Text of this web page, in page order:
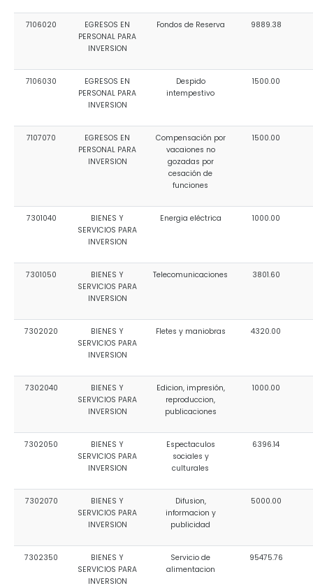
7106020
EGRESOS EN
PERSONAL PARA
INVERSION
Fondos de Reserva 9889.38
7106030
EGRESOS EN
PERSONAL PARA
INVERSION
Despido
intempestivo
1500.00
7107070
EGRESOS EN
PERSONAL PARA
INVERSION
Compensación por
vacaiones no
gozadas por
cesación de
funciones
1500.00
7301040
BIENES Y
SERVICIOS PARA
INVERSION
Energia eléctrica 1000.00
7301050
BIENES Y
SERVICIOS PARA
INVERSION
Telecomunicaciones 3801.60
7302020
BIENES Y
SERVICIOS PARA
INVERSION
Fletes y maniobras 4320.00
7302040
BIENES Y
SERVICIOS PARA
INVERSION
Edicion, impresión,
reproduccion,
publicaciones
1000.00
7302050
BIENES Y
SERVICIOS PARA
INVERSION
Espectaculos
sociales y
culturales
6396.14
7302070
BIENES Y
SERVICIOS PARA
INVERSION
Difusion,
informacion y
publicidad
5000.00
7302350
BIENES Y
SERVICIOS PARA
INVERSION
Servicio de
alimentacion
95475.76